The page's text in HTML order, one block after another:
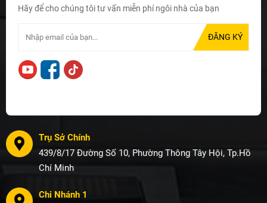
Hãy để cho chúng tôi tư vấn miễn phí ngôi nhà của bạn
Trụ Sở Chính
439/8/17 Đường Số 10, Phường Thông Tây Hội, Tp.Hồ
Chí Minh
Chi Nhánh 1